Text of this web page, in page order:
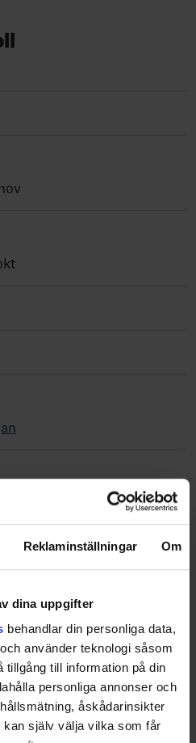
Reklaminställningar Om
dina uppgifter
behandlar din personliga data,
använder teknologi såsom
till information på din
personliga annonser och
åskådarinsikter
själv välja vilka som får